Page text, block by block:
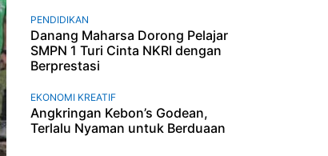
PENDIDIKAN
Danang Maharsa Dorong Pelajar
SMPN 1 Turi Cinta NKRI dengan
Berprestasi
EKONOMI KREATIF
Angkringan Kebon’s Godean,
Terlalu Nyaman untuk Berduaan